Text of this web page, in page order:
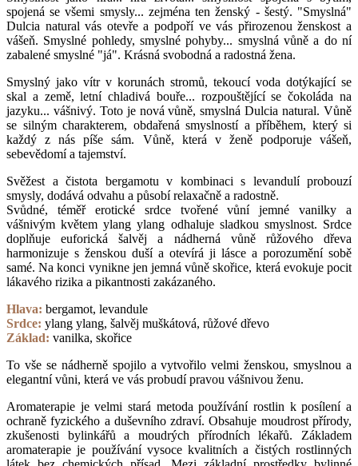
spojená se všemi smysly... zejména ten ženský - šestý. "Smyslná"
Dulcia natural vás otevře a podpoří ve vás přirozenou ženskost a
vášeň. Smyslné pohledy, smyslné pohyby... smyslná vůně a do ní
zabalené smyslné "já". Krásná svobodná a radostná žena.
Smyslný jako vítr v korunách stromů, tekoucí voda dotýkající se
skal a země, letní chladivá bouře... rozpouštějící se čokoláda na
jazyku... vášnivý. Toto je nová vůně, smyslná Dulcia natural. Vůně
se silným charakterem, obdařená smyslností a příběhem, který si
každý z nás píše sám. Vůně, která v ženě podporuje vášeň,
sebevědomí a tajemství.
Svěžest a čistota bergamotu v kombinaci s levandulí probouzí
smysly, dodává odvahu a působí relaxačně a radostně.
Svůdné, téměř erotické srdce tvořené vůní jemné vanilky a
vášnivým květem ylang ylang odhaluje sladkou smyslnost. Srdce
doplňuje euforická šalvěj a nádherná vůně růžového dřeva
harmonizuje s ženskou duší a otevírá ji lásce a porozumění sobě
samé. Na konci vynikne jen jemná vůně skořice, která evokuje pocit
lákavého rizika a pikantnosti zakázaného.
Hlava: bergamot, levandule
Srdce: ylang ylang, šalvěj muškátová, růžové dřevo
Základ: vanilka, skořice
To vše se nádherně spojilo a vytvořilo velmi ženskou, smyslnou a
elegantní vůni, která ve vás probudí pravou vášnivou ženu.
Aromaterapie je velmi stará metoda používání rostlin k posílení a
ochraně fyzického a duševního zdraví. Obsahuje moudrost přírody,
zkušenosti bylinkářů a moudrých přírodních lékařů. Základem
aromaterapie je používání vysoce kvalitních a čistých rostlinných